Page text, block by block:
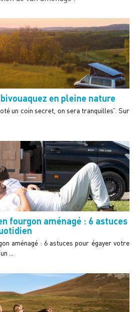
en pleine nature
un coin secret, on sera tranquilles”. Sur
fourgon aménagé : 6 astuces
aménagé : 6 astuces pour égayer votre
...